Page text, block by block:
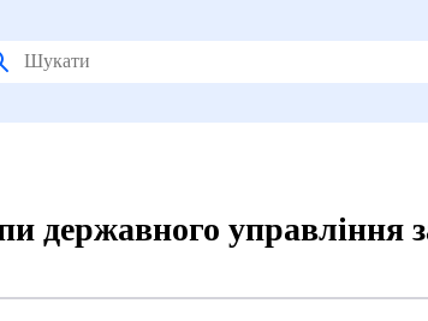
державного управління